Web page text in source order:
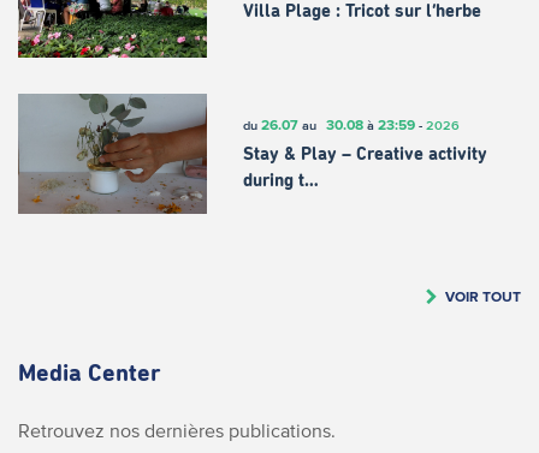
Villa Plage : Tricot sur l’herbe
du 26.07au 30.08à 23:59- 2026
Stay & Play – Creative activity
during t…
VOIR TOUT
Media Center
Retrouvez nos dernières publications.